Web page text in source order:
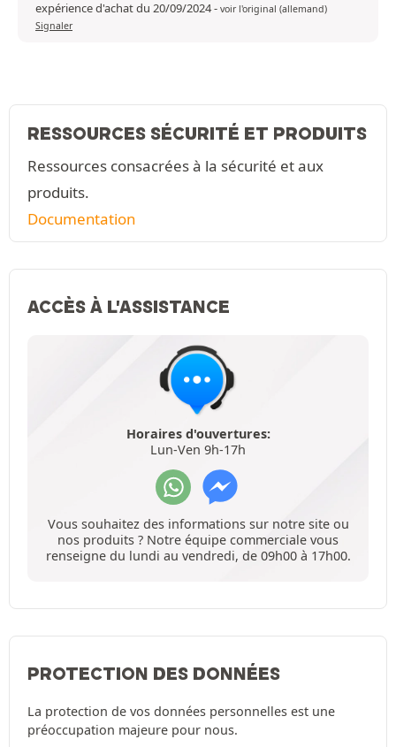
expérience d'achat du 20/09/2024- voir l'original (allemand)
Signaler
RESSOURCES SÉCURITÉ ET PRODUITS
Ressources consacrées à la sécurité et aux
produits.
Documentation
ACCÈS À L'ASSISTANCE
Horaires d'ouvertures:
Lun-Ven 9h-17h
Vous souhaitez des informations sur notre site ou
nos produits ? Notre équipe commerciale vous
renseigne du lundi au vendredi, de 09h00 à 17h00.
PROTECTION DES DONNÉES
La protection de vos données personnelles est une
préoccupation majeure pour nous.